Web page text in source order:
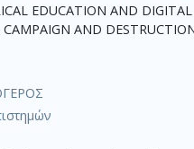
EDUCATION AND
AND